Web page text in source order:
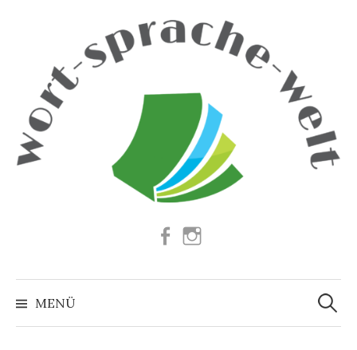
Facebook
MENÜ
Suchen
nach: